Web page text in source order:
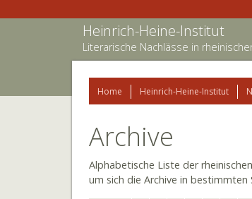
Heinrich-Heine-Institut
Literarische Nachlässe in
Home Heinrich-Heine-Institut
Archive
Alphabetische Liste der
um sich die Archive in bestimmten